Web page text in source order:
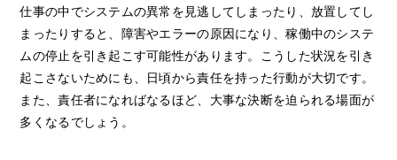
仕事の中でシステムの異常を見逃してしまったり、放置してし
まったりすると、障害やエラーの原因になり、稼働中のシステ
ムの停止を引き起こす可能性があります。こうした状況を引き
起こさないためにも、日頃から責任を持った行動が大切です。
また、責任者になればなるほど、大事な決断を迫られる場面が
多くなるでしょう。